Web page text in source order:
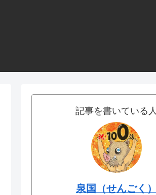
記事を書いている人
泉国（せんごく）